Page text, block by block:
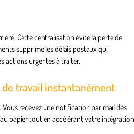
Cette centralisation évite la perte de
supprime les délais postaux qui
actions urgentes à traiter.
travail instantanément
recevez une notification par mail dès
papier tout en accélérant votre intégration